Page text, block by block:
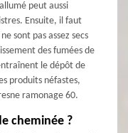
peut aussi
Ensuite, il faut
sont pas assez secs
des fumées de
le dépôt de
produits néfastes,
ramonage 60.
cheminée ?